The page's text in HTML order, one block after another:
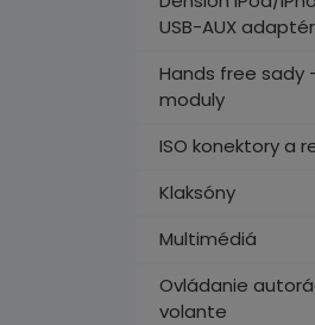
USB-AUX
Hands free sady
moduly
ISO konektory a
Klaksóny
Multimédiá
Ovládanie
volante